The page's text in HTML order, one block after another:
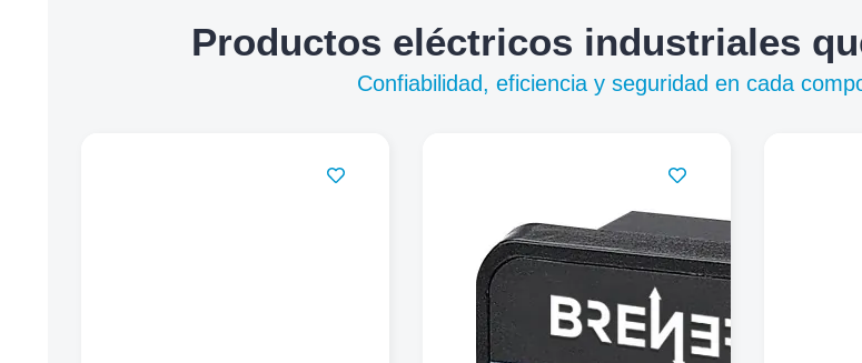
Productos eléctricos industriales
Confiabilidad, eficiencia y seguridad en cada